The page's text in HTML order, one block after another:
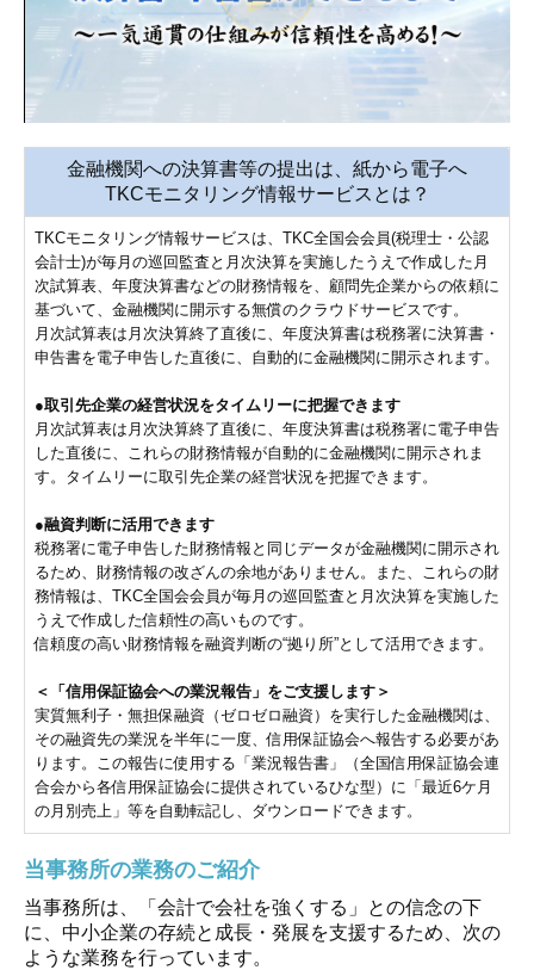
金融機関への決算書等の提出は、紙から電子へ
TKCモニタリング情報サービスとは？
TKCモニタリング情報サービスは、TKC全国会会員(税理士・公認
会計士)が毎月の巡回監査と月次決算を実施したうえで作成した月
次試算表、年度決算書などの財務情報を、顧問先企業からの依頼に
基づいて、金融機関に開示する無償のクラウドサービスです。
月次試算表は月次決算終了直後に、年度決算書は税務署に決算書・
申告書を電子申告した直後に、自動的に金融機関に開示されます。
●取引先企業の経営状況をタイムリーに把握できます
月次試算表は月次決算終了直後に、年度決算書は税務署に電子申告
した直後に、これらの財務情報が自動的に金融機関に開示されま
す。タイムリーに取引先企業の経営状況を把握できます。
●融資判断に活用できます
税務署に電子申告した財務情報と同じデータが金融機関に開示され
るため、財務情報の改ざんの余地がありません。また、これらの財
務情報は、TKC全国会会員が毎月の巡回監査と月次決算を実施した
うえで作成した信頼性の高いものです。
信頼度の高い財務情報を融資判断の“拠り所”として活用できます。
＜「信用保証協会への業況報告」をご支援します＞
実質無利子・無担保融資（ゼロゼロ融資）を実行した金融機関は、
その融資先の業況を半年に一度、信用保証協会へ報告する必要があ
ります。この報告に使用する「業況報告書」（全国信用保証協会連
合会から各信用保証協会に提供されているひな型）に「最近6ケ月
の月別売上」等を自動転記し、ダウンロードできます。
当事務所の業務のご紹介
当事務所は、「会計で会社を強くする」との信念の下
に、中小企業の存続と成長・発展を支援するため、次の
ような業務を行っています。